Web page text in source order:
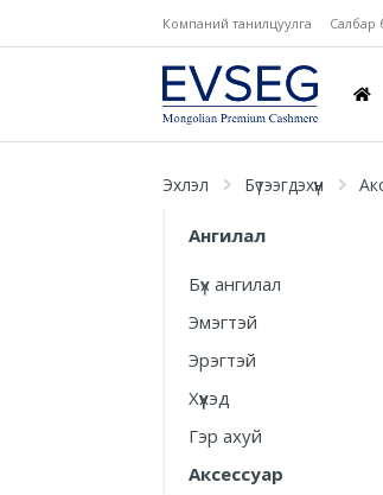
Компаний танилцуулга Салбар
Эхлэл Бүтээгдэхүүн
Ангилал
Бүх ангилал
Эмэгтэй
Эрэгтэй
Хүүхэд
Гэр ахуй
Аксессуар